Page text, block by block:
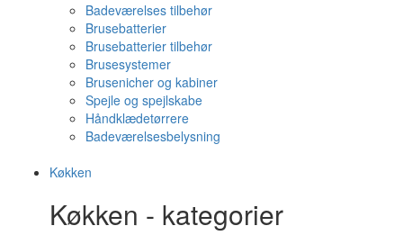
Badeværelses tilbehør
Brusebatterier
Brusebatterier tilbehør
Brusesystemer
Brusenicher og kabiner
Spejle og spejlskabe
Håndklædetørrere
Badeværelsesbelysning
Køkken
Køkken - kategorier